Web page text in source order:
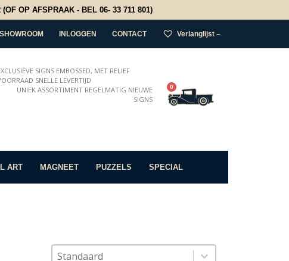
OP AFSPRAAK - BEL 06- 33 711 801)
SHOWROOM INLOGGEN CONTACT Verlanglijst –
SIGNS EMBOSSED, MET RELIEF
SNELLE LEVERTIJD
UNIEK ASSORTIMENT REGELMATIG NIEUWE
SIGNS
0
ART MAGNEET PUZZELS SPECIAL
Sorteer op
Sort content
Sort content